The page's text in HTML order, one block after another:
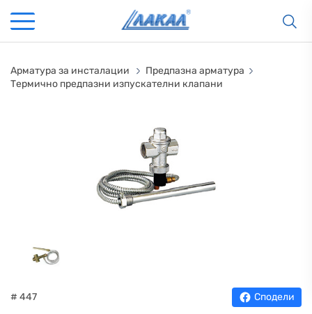
KОТЛИ
Арматура за инсталации
Предпазна арматура
Термично предпазни изпускателни клапани
# 447 Сподели